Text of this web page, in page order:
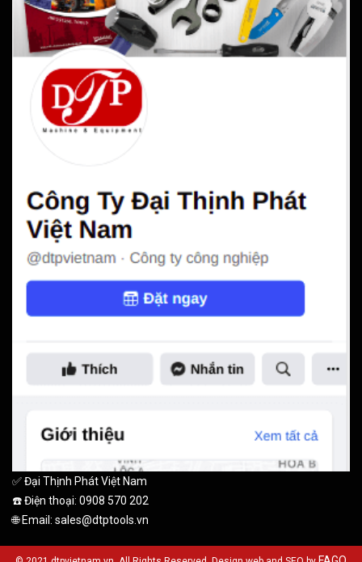
✅ Đại Thịnh Phát Việt Nam
☎️ Điện thoại: 0908 570 202
🌐 Email: sales@dtptools.vn